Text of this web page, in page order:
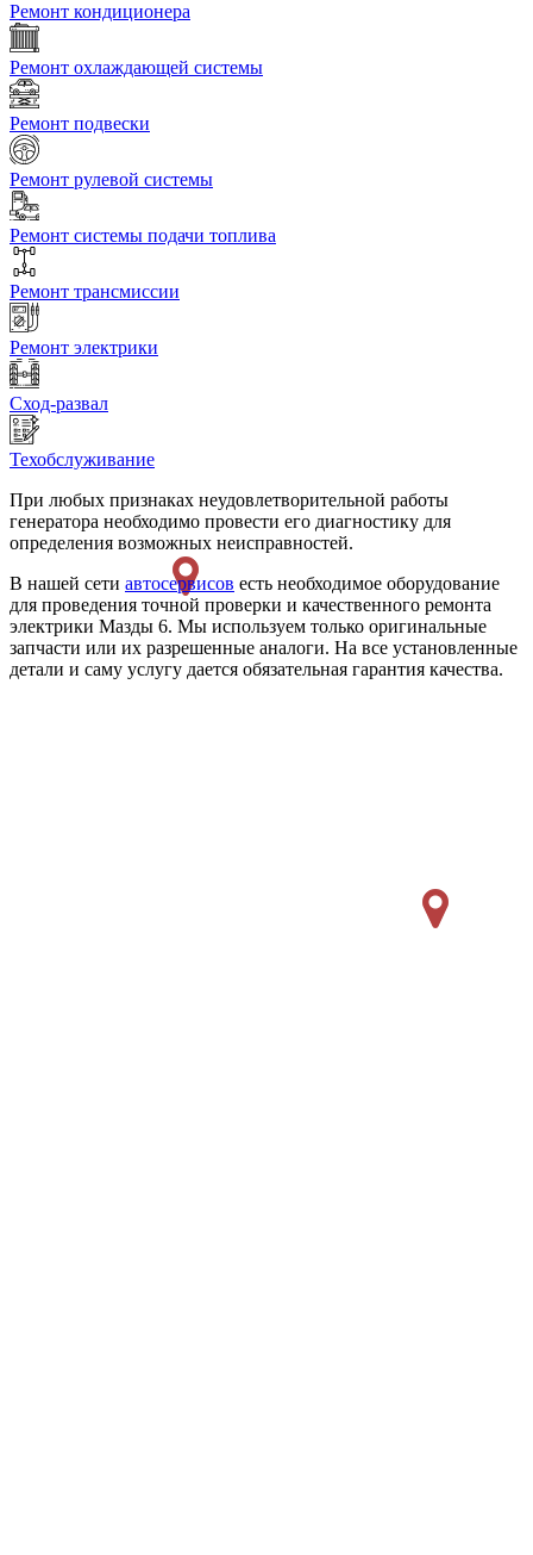
Ремонт кондиционера
Ремонт охлаждающей системы
Ремонт подвески
Ремонт рулевой системы
Ремонт системы подачи топлива
Ремонт трансмиссии
Ремонт электрики
Сход-развал
Техобслуживание
При любых признаках неудовлетворительной работы
генератора необходимо провести его диагностику для
определения возможных неисправностей.
В нашей сети автосервисов есть необходимое оборудование
для проведения точной проверки и качественного ремонта
электрики Мазды 6. Мы используем только оригинальные
запчасти или их разрешенные аналоги. На все установленные
детали и саму услугу дается обязательная гарантия качества.